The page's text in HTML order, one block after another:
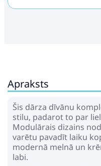
Apraksts
Šis dārza dīvānu
stilu, padarot to par
Modulārais dizains
varētu pavadīt laiku
modernā melnā un
labi.